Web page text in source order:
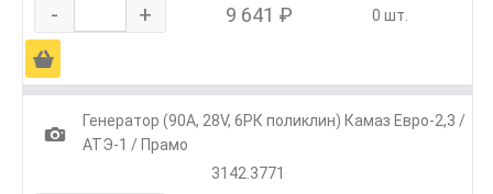
- + 9 641 ₽ 0 шт.
Ä
1
Генератор (90А, 28V, 6РК поликлин) Камаз Евро-2,3 /
АТЭ-1 / Прамо
3142.3771